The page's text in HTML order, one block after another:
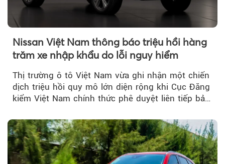
Nissan Việt Nam thông báo triệu hồi hàng
trăm xe nhập khẩu do lỗi nguy hiểm
Thị trường ô tô Việt Nam vừa ghi nhận một chiến
dịch triệu hồi quy mô lớn diện rộng khi Cục Đăng
kiểm Việt Nam chính thức phê duyệt liên tiếp bảy